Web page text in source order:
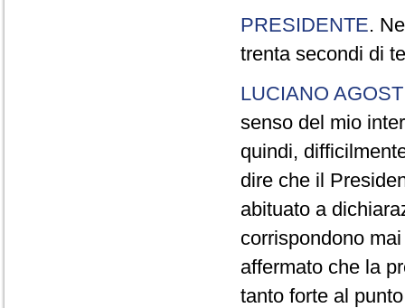
PRESIDENTE.
trenta secondi di
LUCIANO
senso del mio
quindi,
dire che il
abituato a
corrispondono
affermato che la
tanto forte al